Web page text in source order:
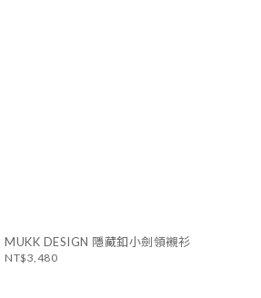
MUKK DESIGN 隱藏釦小劍領襯衫
NT$3,480